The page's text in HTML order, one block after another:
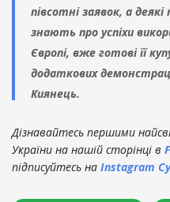
півсотні заявок, а
знають про успіхи
Європі, вже готові її
додаткових
Киянець.
Дізнавайтесь першими
України на нашій сторінці в
підписуйтесь на Instagram